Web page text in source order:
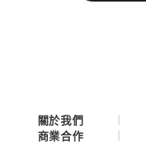
關於我們
商業合作